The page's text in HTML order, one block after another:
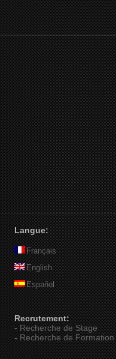
Langue:
Français
English
Español
Recrutement:
-Recherche de Stage
-Recherche de Formation